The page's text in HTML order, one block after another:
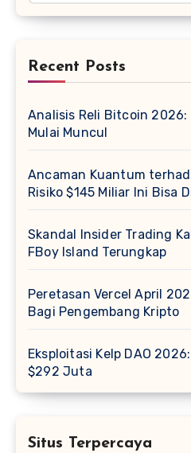
Recent Posts
Analisis Reli Bitcoin 2026:
Mulai Muncul
Ancaman Kuantum
Risiko $145 Miliar Ini Bisa
Skandal Insider Trading
FBoy Island Terungkap
Peretasan Vercel April
Bagi Pengembang Kripto
Eksploitasi Kelp DAO
$292 Juta
Situs Terpercaya